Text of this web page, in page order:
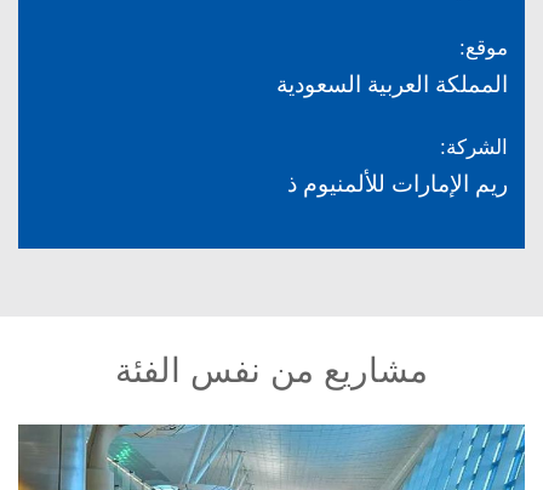
موقع:
المملكة العربية السعودية
الشركة:
ريم الإمارات للألمنيوم ذ
مشاريع من نفس الفئة